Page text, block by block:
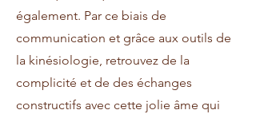
également. Par ce biais de
communication et grâce aux outils de
la kinésiologie, retrouvez de la
complicité et de des échanges
constructifs avec cette jolie âme qui